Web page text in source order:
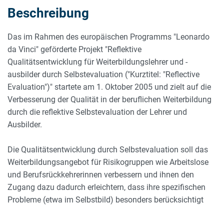
Beschreibung
Das im Rahmen des europäischen Programms "Leonardo
da Vinci" geförderte Projekt "Reflektive
Qualitätsentwicklung für Weiterbildungslehrer und -
ausbilder durch Selbstevaluation ("Kurztitel: "Reflective
Evaluation")" startete am 1. Oktober 2005 und zielt auf die
Verbesserung der Qualität in der beruflichen Weiterbildung
durch die reflektive Selbstevaluation der Lehrer und
Ausbilder.
Die Qualitätsentwicklung durch Selbstevaluation soll das
Weiterbildungsangebot für Risikogruppen wie Arbeitslose
und Berufsrückkehrerinnen verbessern und ihnen den
Zugang dazu dadurch erleichtern, dass ihre spezifischen
Probleme (etwa im Selbstbild) besonders berücksichtigt